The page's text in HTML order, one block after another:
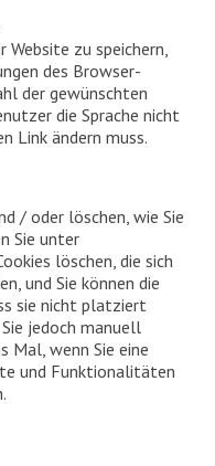
zu speichern,
des Browser-
der gewünschten
die Sprache nicht
Link ändern muss.
/ oder löschen, wie Sie
Sie unter
löschen, die sich
und Sie können die
sie nicht platziert
jedoch manuell
Mal, wenn Sie eine
und Funktionalitäten